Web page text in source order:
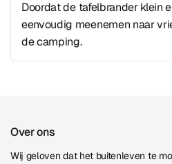
Doordat de tafelbrander klein
eenvoudig meenemen naar
de camping.
Over ons
Wij geloven dat het buitenleven te